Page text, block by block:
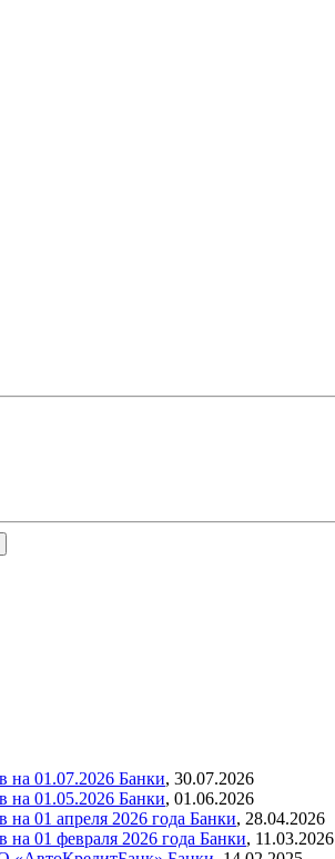
на 01.07.2026 Банки, 30.07.2026
на 01.05.2026 Банки, 01.06.2026
01 апреля 2026 года Банки, 28.04.2026
01 февраля 2026 года Банки, 11.03.2026